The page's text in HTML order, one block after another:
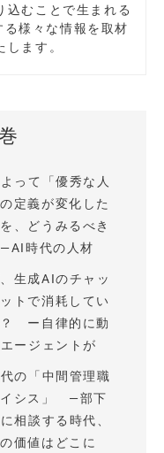
込むことで生まれる
様々な情報を取材
します。
って「優秀な人
定義が変化した
、どうみるべき
時代の人材
生成AIのチャッ
ットで消耗してい
？ ー自律的に動
ージェントが
の「中間管理職
イシス」 —部下
相談する時代、
価値はどこに